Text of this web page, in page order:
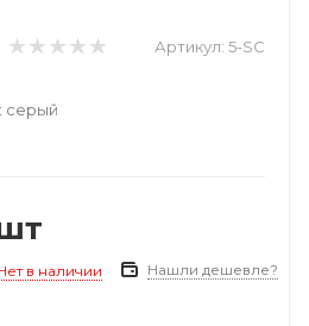
Артикул: 5-SC
серый
в наличии Нашли дешевле?